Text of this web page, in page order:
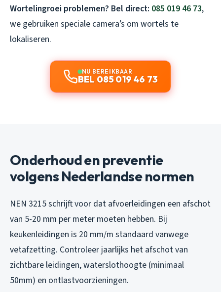
Wortelingroei problemen? Bel direct: 085 019 46 73,
we gebruiken speciale camera’s om wortels te
lokaliseren.
NU BEREIKBAAR
BEL 085 019 46 73
Onderhoud en preventie
volgens Nederlandse normen
NEN 3215 schrijft voor dat afvoerleidingen een afschot
van 5-20 mm per meter moeten hebben. Bij
keukenleidingen is 20 mm/m standaard vanwege
vetafzetting. Controleer jaarlijks het afschot van
zichtbare leidingen, waterslothoogte (minimaal
50mm) en ontlastvoorzieningen.